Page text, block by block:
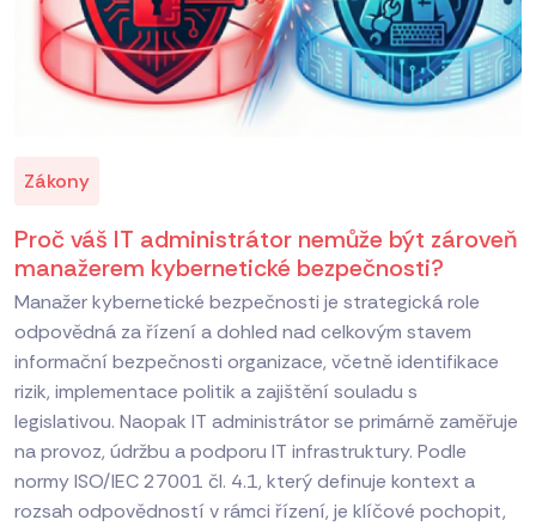
Zákony
Proč váš IT administrátor nemůže být zároveň
manažerem kybernetické bezpečnosti?
Manažer kybernetické bezpečnosti je strategická role
odpovědná za řízení a dohled nad celkovým stavem
informační bezpečnosti organizace, včetně identifikace
rizik, implementace politik a zajištění souladu s
legislativou. Naopak IT administrátor se primárně zaměřuje
na provoz, údržbu a podporu IT infrastruktury. Podle
normy ISO/IEC 27001 čl. 4.1, který definuje kontext a
rozsah odpovědností v rámci řízení, je klíčové pochopit,